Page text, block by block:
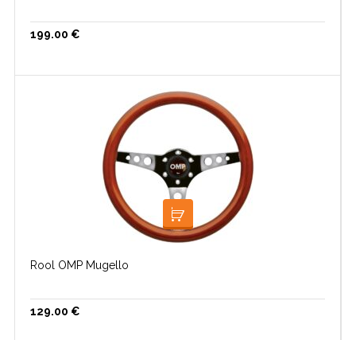
199.00 €
LISA KORVI
Rool OMP Mugello
129.00 €